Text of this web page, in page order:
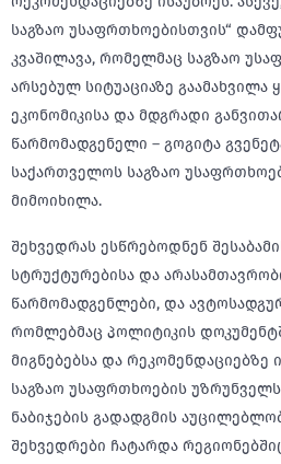
საგზაო უსაფრთხოებისთვის“
კვაშილავა, რომელმაც საგზაო
არსებულ სიტუაციაზე გაამახვილა
ეკონომიკისა და მდგრადი
წარმომადგენელი – გოგიტა
საქართველოს საგზაო
მიმოიხილა.
შეხვედრას ესწრებოდნენ
სტრუქტურებისა და
წარმომადგენლები, და
რომლებმაც პოლიტიკის
მიგნებებსა და რეკომენდაციებზე
საგზაო უსაფრთხოების
ნაბიჯების გადადგმის
შეხვედრები ჩატარდა